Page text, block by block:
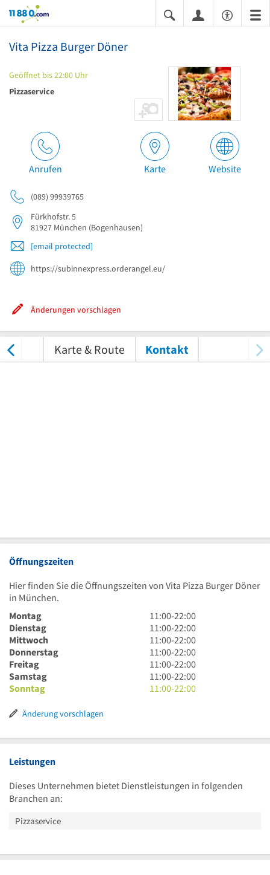
11880.com
Vita Pizza Burger Döner
Geöffnet bis 22:00 Uhr
Pizzaservice
Anrufen Karte Website
(089) 99939765
Fürkhofstr. 5
81927 München (Bogenhausen)
[email protected]
https://subinnexpress.orderangel.eu/
Änderungen vorschlagen
Karte & Route Kontakt
Öffnungszeiten
Hier finden Sie die Öffnungszeiten von Vita Pizza Burger Döner
in München.
Montag
11
Uhr
bis
22
Uhr
11:00-22:00
Dienstag
11
Uhr
bis
22
Uhr
11:00-22:00
Mittwoch
11
Uhr
bis
22
Uhr
11:00-22:00
Donnerstag
11
Uhr
bis
22
11:00-22:00
Freitag
11
Uhr
bis
11:00-22:00
Samstag
11
Uhr
11:00-22:00
Sonntag
11
Uhr
11:00-22:00
Änderung vorschlagen
Leistungen
Dieses Unternehmen bietet Dienstleistungen in folgenden
Branchen an:
Pizzaservice